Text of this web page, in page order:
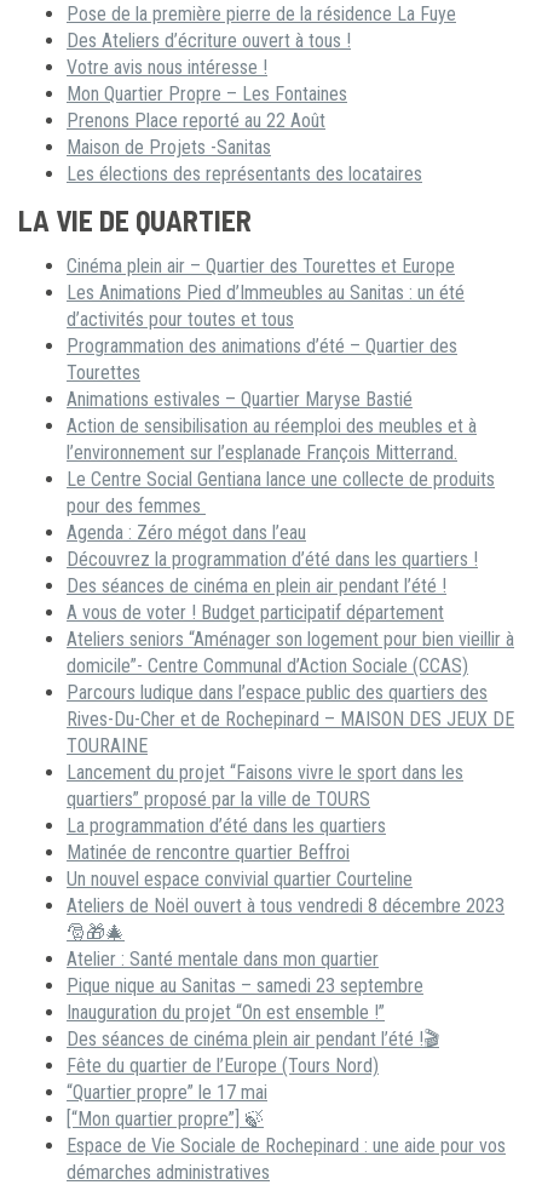
Pose de la première pierre de la résidence La Fuye
Des Ateliers d’écriture ouvert à tous !
Votre avis nous intéresse !
Mon Quartier Propre – Les Fontaines
Prenons Place reporté au 22 Août
Maison de Projets -Sanitas
Les élections des représentants des locataires
LA VIE DE QUARTIER
Cinéma plein air – Quartier des Tourettes et Europe
Les Animations Pied d’Immeubles au Sanitas : un été
d’activités pour toutes et tous
Programmation des animations d’été – Quartier des
Tourettes
Animations estivales – Quartier Maryse Bastié
Action de sensibilisation au réemploi des meubles et à
l’environnement sur l’esplanade François Mitterrand.
Le Centre Social Gentiana lance une collecte de produits
pour des femmes
Agenda : Zéro mégot dans l’eau
Découvrez la programmation d’été dans les quartiers !
Des séances de cinéma en plein air pendant l’été !
A vous de voter ! Budget participatif département
Ateliers seniors “Aménager son logement pour bien vieillir à
domicile”- Centre Communal d’Action Sociale (CCAS)
Parcours ludique dans l’espace public des quartiers des
Rives-Du-Cher et de Rochepinard – MAISON DES JEUX DE
TOURAINE
Lancement du projet “Faisons vivre le sport dans les
quartiers” proposé par la ville de TOURS
La programmation d’été dans les quartiers
Matinée de rencontre quartier Beffroi
Un nouvel espace convivial quartier Courteline
Ateliers de Noël ouvert à tous vendredi 8 décembre 2023
🎅🎁🎄
Atelier : Santé mentale dans mon quartier
Pique nique au Sanitas – samedi 23 septembre
Inauguration du projet “On est ensemble !”
Des séances de cinéma plein air pendant l’été !🎬
Fête du quartier de l’Europe (Tours Nord)
“Quartier propre” le 17 mai
[“Mon quartier propre”] 🍃
Espace de Vie Sociale de Rochepinard : une aide pour vos
démarches administratives